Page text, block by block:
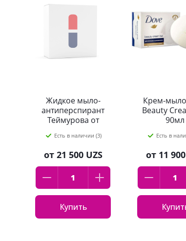
Жидкое мыло-
антиперспирант
Теймурова от
Pharmlevel, 150 мл
Есть в наличии (3)
от 21 500 UZS
Купить
Крем-
Beauty
90мл
Есть в
от 11